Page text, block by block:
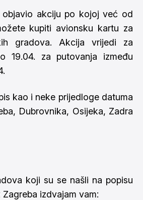
objavio akciju po kojoj već od
kupiti avionsku kartu za
gradova. Akcija vrijedi za
19.04. za putovanja između
kao i neke prijedloge datuma
Dubrovnika, Osijeka, Zadra
koji su se našli na popisu
izdvajam vam: